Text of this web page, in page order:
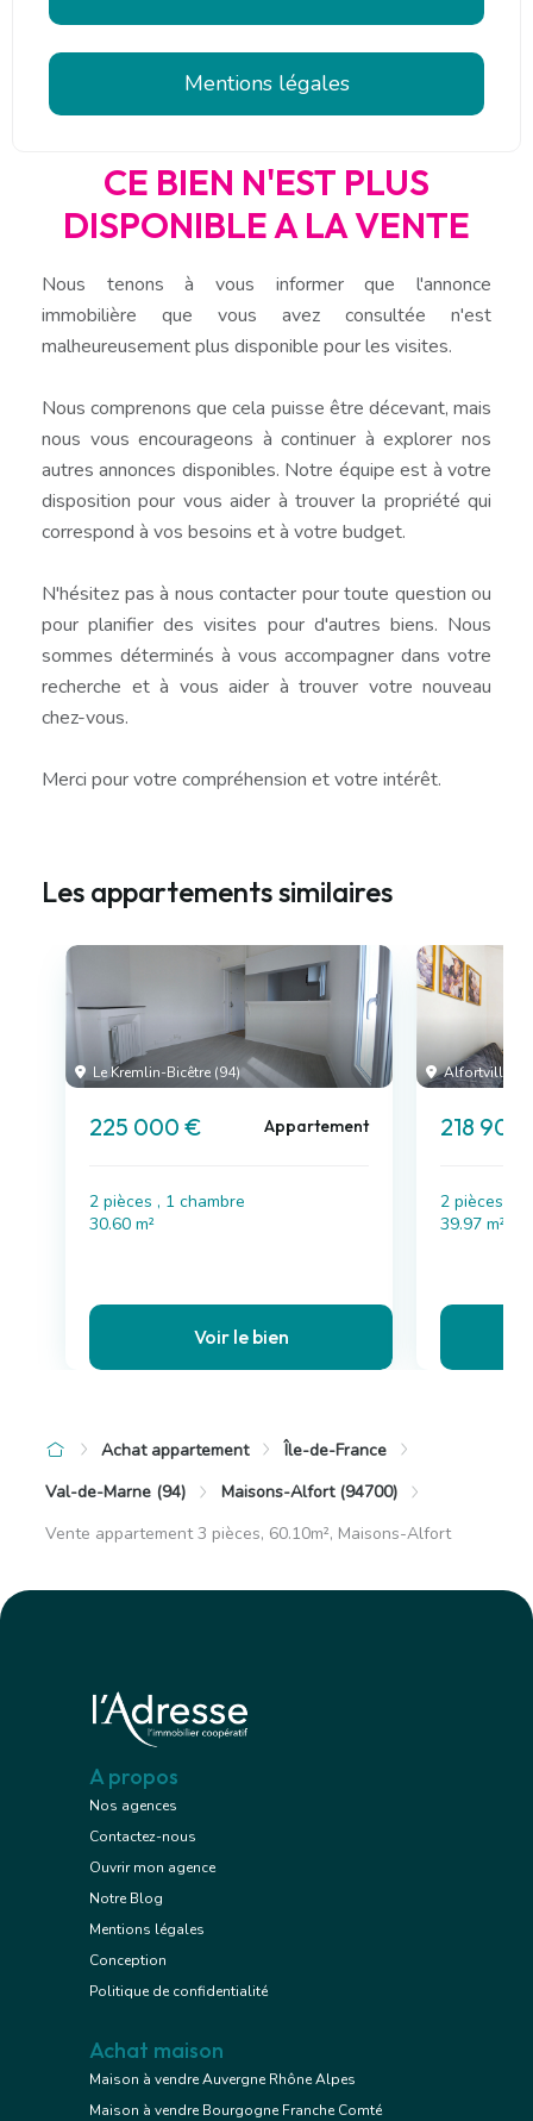
Mentions légales
CE BIEN N'EST PLUS
DISPONIBLE A LA VENTE
Nous tenons à vous informer que l'annonce
immobilière que vous avez consultée n'est
malheureusement plus disponible pour les visites.
Nous comprenons que cela puisse être décevant, mais
nous vous encourageons à continuer à explorer nos
autres annonces disponibles. Notre équipe est à votre
disposition pour vous aider à trouver la propriété qui
correspond à vos besoins et à votre budget.
N'hésitez pas à nous contacter pour toute question ou
pour planifier des visites pour d'autres biens. Nous
sommes déterminés à vous accompagner dans votre
recherche et à vous aider à trouver votre nouveau
chez-vous.
Merci pour votre compréhension et votre intérêt.
Les appartements similaires
Le Kremlin-Bicêtre (94)
225 000 € Appartement
2 pièces , 1 chambre
30.60 m²
Voir le bien
Alfortville
218 900
2 pièces , 1
39.97 m²
Achat appartement
Île-de-France
Val-de-Marne (94)
Maisons-Alfort (94700)
Vente appartement 3 pièces, 60.10m², Maisons-Alfort
A propos
Nos agences
Contactez-nous
Ouvrir mon agence
Notre Blog
Mentions légales
Conception
Politique de confidentialité
Achat maison
Maison à vendre Auvergne Rhône Alpes
Maison à vendre Bourgogne Franche Comté